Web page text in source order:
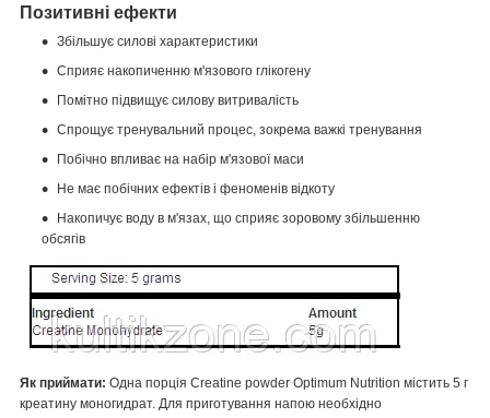
Позитивні ефекти
Збільшує силові характеристики
Сприяє накопиченню м'язового глікогену
Помітно підвищує силову витривалість
Спрощує тренувальний процес, зокрема важкі тренування
Побічно впливає на набір м'язової маси
Не має побічних ефектів і феноменів відкоту
Накопичує воду в м'язах, що сприяє зоровому збільшенню
обсягів
Як приймати: Одна порція Creatine powder Optimum Nutrition містить 5 г
креатину моногидрат. Для приготування напою необхідно